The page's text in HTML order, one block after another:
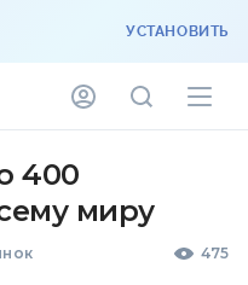
УСТАНОВИТЬ
400
миру
475